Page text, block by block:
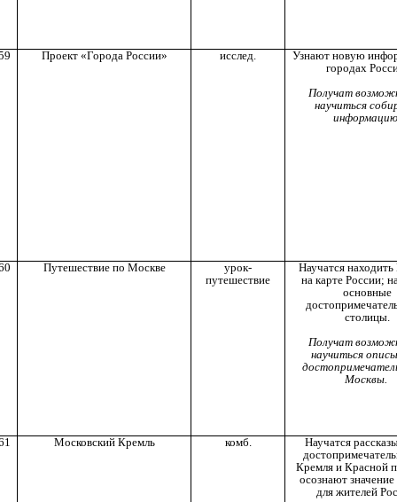
Проект «Города России» исслед.
Узнают новую
городах
Получат
научиться
Путешествие по Москве
урок-
путешествие
Научатся
на карте России;
основные
столицы.
Получат
научиться
Москвы.
Московский Кремль комб.
Научатся
Кремля и Красной
осознают
для жителей